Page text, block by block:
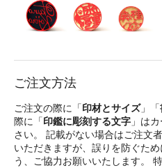
ご注文方法
ご注文の際に「印材とサイズ」「
際に「印鑑に彫刻する文字 」は
さい。 記載がない場合はご注文
いただきますが、誤りを防ぐた
う、ご協力お願いいたします。